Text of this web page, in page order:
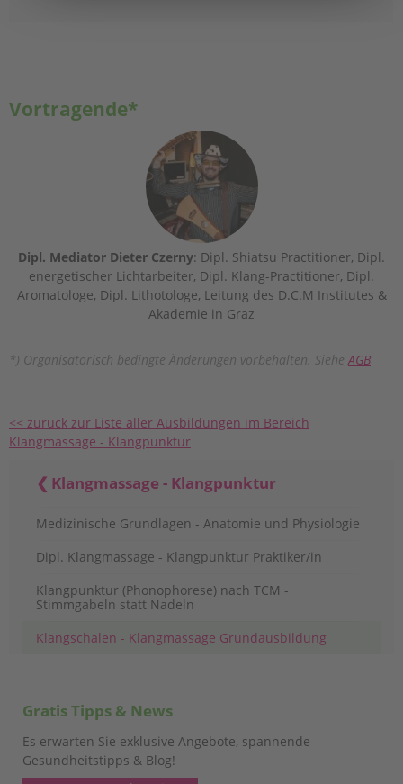
Vortragende*
Dipl. Mediator Dieter Czerny: Dipl. Shiatsu Practitioner, Dipl.
energetischer Lichtarbeiter, Dipl. Klang-Practitioner, Dipl.
Aromatologe, Dipl. Lithotologe, Leitung des D.C.M Institutes &
Akademie in Graz
*) Organisatorisch bedingte Änderungen vorbehalten. Siehe AGB
<< zurück zur Liste aller Ausbildungen im Bereich
Klangmassage - Klangpunktur
Klangmassage - Klangpunktur
Medizinische Grundlagen - Anatomie und Physiologie
Dipl. Klangmassage - Klangpunktur Praktiker/in
Klangpunktur (Phonophorese) nach TCM -
Stimmgabeln statt Nadeln
Klangschalen - Klangmassage Grundausbildung
Gratis Tipps & News
Es erwarten Sie exklusive Angebote, spannende
Gesundheitstipps & Blog!